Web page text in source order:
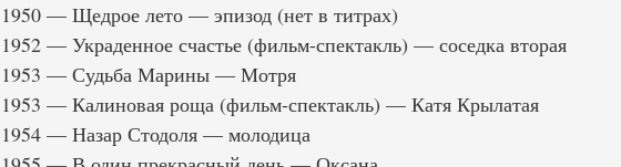
1950 — Щедрое лето — эпизод (нет в титрах)
1952 — Украденное счастье (фильм-спектакль) — соседка вторая
1953 — Судьба Марины — Мотря
1953 — Калиновая роща (фильм-спектакль) — Катя Крылатая
1954 — Назар Стодоля — молодица